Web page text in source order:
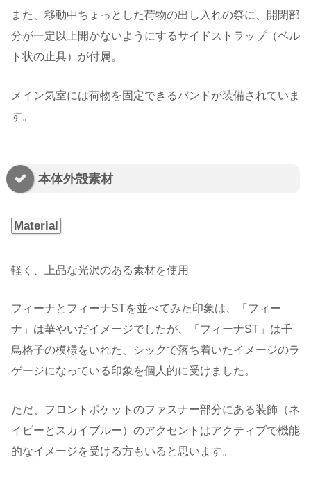
また、移動中ちょっとした荷物の出し入れの祭に、開閉部
分が一定以上開かないようにするサイドストラップ（ベル
ト状の止具）が付属。
メイン気室には荷物を固定できるバンドが装備されていま
す。
本体外殻素材
Material
軽く、上品な光沢のある素材を使用
フィーナとフィーナSTを並べてみた印象は、「フィー
ナ」は華やいだイメージでしたが、「フィーナST」は千
鳥格子の模様をいれた、シックで落ち着いたイメージのラ
ゲージになっている印象を個人的に受けました。
ただ、フロントポケットのファスナー部分にある装飾（ネ
イビーとスカイブルー）のアクセントはアクティブで機能
的なイメージを受ける方もいると思います。